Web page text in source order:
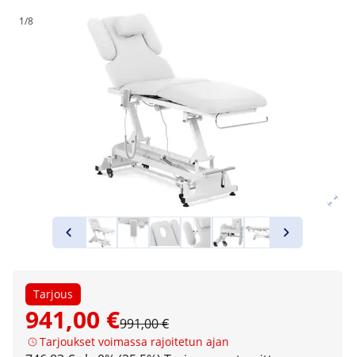
1/8
Tarjous
941,00 €991,00 €
Tarjoukset voimassa rajoitetun ajan